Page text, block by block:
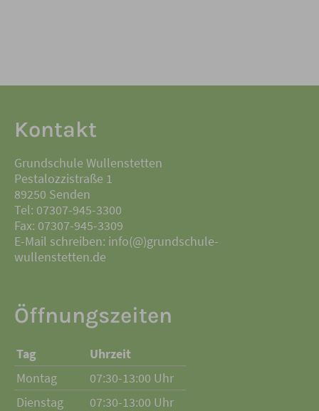
Kontakt
Grundschule Wullenstetten
Pestalozzistraße 1
89250 Senden
Tel: 07307-945-3300
Fax: 07307-945-3309
E-Mail schreiben: info(@)grundschule-
wullenstetten.de
Öffnungszeiten
Tag
Uhrzeit
Montag
07:30-13:00 Uhr
Dienstag
07:30-13:00 Uhr